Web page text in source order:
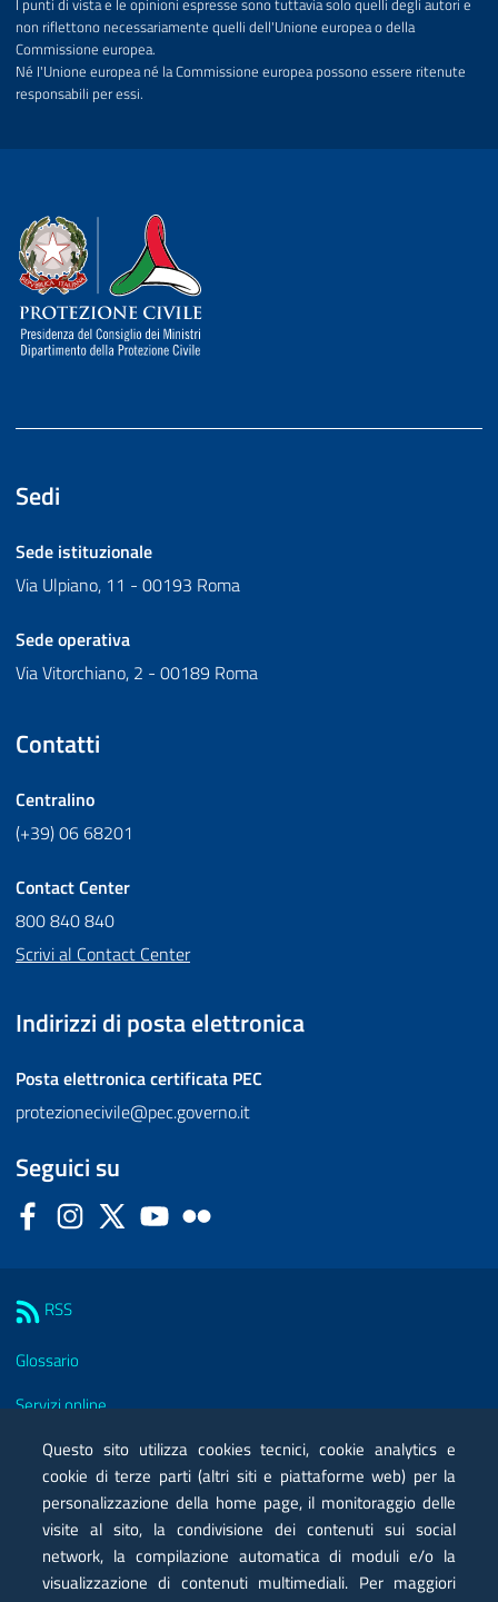
I punti di vista e le opinioni espresse sono tuttavia solo quelli degli autori e
non riflettono necessariamente quelli dell'Unione europea o della
Commissione europea.
Né I'Unione europea né la Commissione europea possono essere ritenute
responsabili per essi.
Dipartimento della Protezione Civile
Sedi
Sede istituzionale
Via Ulpiano, 11 - 00193 Roma
Sede operativa
Via Vitorchiano, 2 - 00189 Roma
Contatti
Centralino
(+39) 06 68201
Contact Center
800 840 840
Scrivi al Contact Center
Indirizzi di posta elettronica
Posta elettronica certificata PEC
protezionecivile@pec.governo.it
Seguici su
FacebookInstagram
Twitter YouTube
RSS
Glossario
Servizi online
Moduli
Posta elettronica certificata PEC
Privacy
Note legali
Questo sito utilizza cookies tecnici, cookie analytics e
cookie di terze parti (altri siti e piattaforme web) per la
personalizzazione della home page, il monitoraggio delle
visite al sito, la condivisione dei contenuti sui social
network, la compilazione automatica di moduli e/o la
visualizzazione di contenuti multimediali. Per maggiori